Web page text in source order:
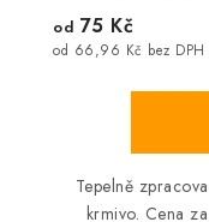
od 66,96 Kč bez DPH
od 75 Kč
Tepelně
krmivo. Cena